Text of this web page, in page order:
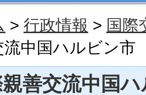
> 行政情報 > 国際
流中国ハルビン市
親善交流中国